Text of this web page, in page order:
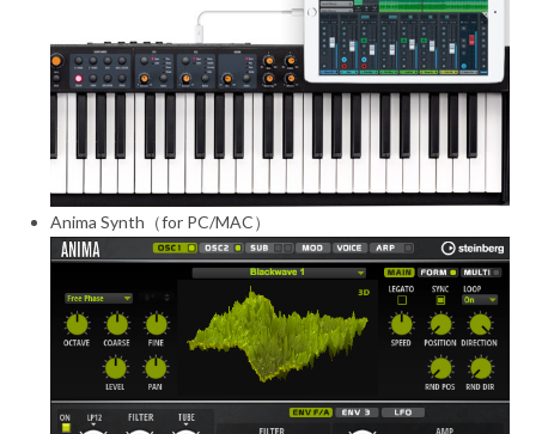
Anima Synth（for PC/MAC）